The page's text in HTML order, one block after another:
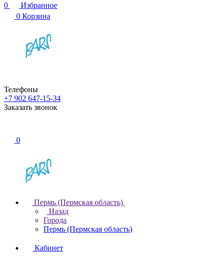
0
Избранное
0 Корзина
Телефоны
+7 902 647-15-34
Заказать звонок
0
Пермь (Пермская область)
Назад
Города
Пермь (Пермская область)
Кабинет